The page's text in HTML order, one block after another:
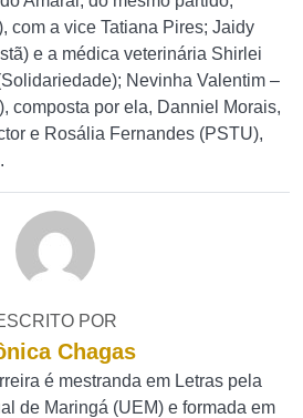
com a vice Tatiana Pires; Jaidy
e a médica veterinária Shirlei
Nevinha Valentim –
composta por ela, Danniel Morais,
e Rosália Fernandes (PSTU),
POR
Chagas
é mestranda em Letras pela
de Maringá (UEM) e formada em